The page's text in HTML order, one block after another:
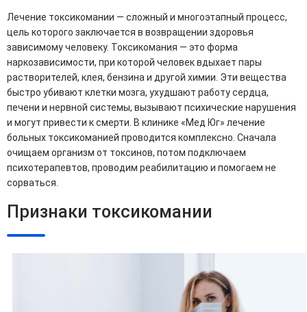
Лечение токсикомании — сложный и многоэтапный процесс,
цель которого заключается в возвращении здоровья
зависимому человеку. Токсикомания — это форма
наркозависимости, при которой человек вдыхает пары
растворителей, клея, бензина и другой химии. Эти вещества
быстро убивают клетки мозга, ухудшают работу сердца,
печени и нервной системы, вызывают психические нарушения
и могут привести к смерти. В клинике «Мед Юг» лечение
больных токсикоманией проводится комплексно. Сначала
очищаем организм от токсинов, потом подключаем
психотерапевтов, проводим реабилитацию и помогаем не
сорваться.
Признаки токсикомании